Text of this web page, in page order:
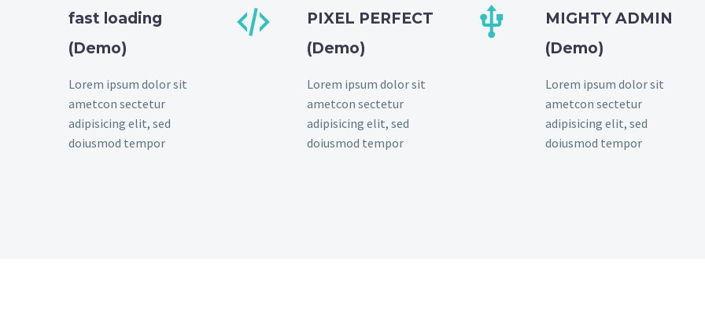
fast loading
(Demo)
Lorem ipsum dolor sit
ametcon sectetur
adipisicing elit, sed
doiusmod tempor


PIXEL PERFECT
(Demo)
Lorem ipsum dolor sit
ametcon sectetur
adipisicing elit, sed
doiusmod tempor


MIGHTY ADMIN
(Demo)
Lorem ipsum dolor sit
ametcon sectetur
adipisicing elit, sed
doiusmod tempor